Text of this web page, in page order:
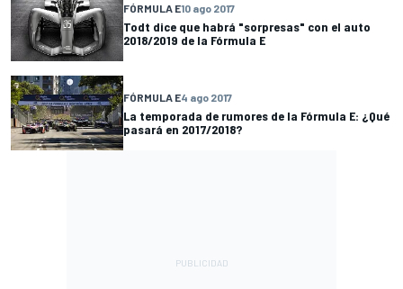
FÓRMULA E10 ago 2017
Todt dice que habrá "sorpresas" con el auto
2018/2019 de la Fórmula E
FÓRMULA E4 ago 2017
La temporada de rumores de la Fórmula E: ¿Qué
pasará en 2017/2018?